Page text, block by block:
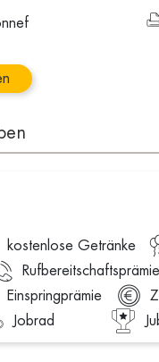
kostenlose Getränke
Rufbereitschaftsprämie
Einspringprämie
Jobrad